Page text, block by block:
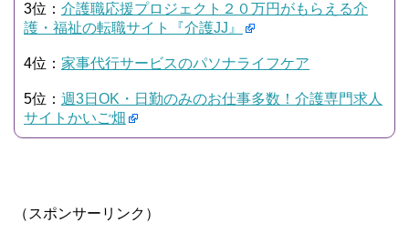
3位： 介護職応援プロジェクト２０万円がもらえる介
護・福祉の転職サイト『介護JJ』
4位： 家事代行サービスのパソナライフケア
5位： 週3日OK・日勤のみのお仕事多数！介護専門求人
サイトかいご畑
（スポンサーリンク）